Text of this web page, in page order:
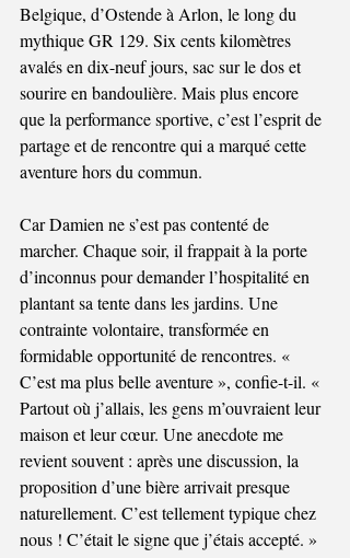
Belgique, d’Ostende à Arlon, le long du
mythique GR 129. Six cents kilomètres
avalés en dix-neuf jours, sac sur le dos et
sourire en bandoulière. Mais plus encore
que la performance sportive, c’est l’esprit de
partage et de rencontre qui a marqué cette
aventure hors du commun.
Car Damien ne s’est pas contenté de
marcher. Chaque soir, il frappait à la porte
d’inconnus pour demander l’hospitalité en
plantant sa tente dans les jardins. Une
contrainte volontaire, transformée en
formidable opportunité de rencontres. «
C’est ma plus belle aventure », confie-t-il. «
Partout où j’allais, les gens m’ouvraient leur
maison et leur cœur. Une anecdote me
revient souvent : après une discussion, la
proposition d’une bière arrivait presque
naturellement. C’est tellement typique chez
nous ! C’était le signe que j’étais accepté. »